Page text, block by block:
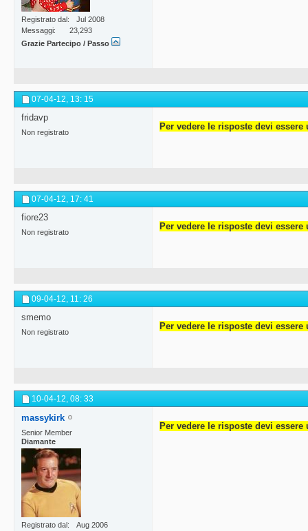
Registrato dal
Jul 2008
Messaggi
23,293
Grazie Partecipo / Passo
07-04-12, 13: 15
fridavp
Non registrato
Per vedere le risposte devi
07-04-12, 17: 41
fiore23
Non registrato
Per vedere le risposte devi
09-04-12, 11: 26
smemo
Non registrato
Per vedere le risposte devi
10-04-12, 08: 33
massykirk
Senior Member
Diamante
Registrato dal
Aug 2006
Per vedere le risposte devi